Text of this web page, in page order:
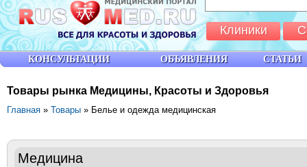
Товары рынка Медицины, Красоты и Здоровья
Главная » Товары » Белье и одежда медицинская
Медицина
КОНСУЛЬТАЦИИ ОБЪЯВЛЕНИЯ СТАТЬИ
Клиники